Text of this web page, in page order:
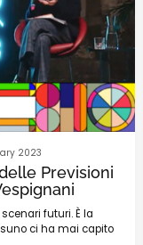
2023
Previsioni
futuri. È la
ci ha mai capito